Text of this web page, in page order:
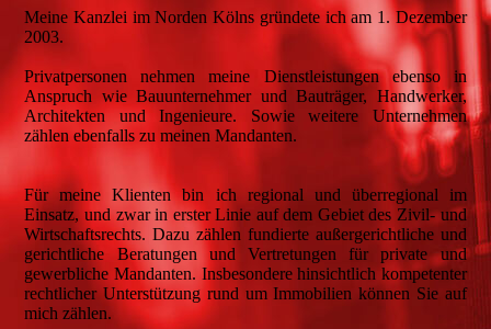
Meine Kanzlei im Norden Kölns gründete ich am 1. Dezember
2003.
Privatpersonen nehmen meine Dienstleistungen ebenso in
Anspruch wie Bauunternehmer und Bauträger, Handwerker,
Architekten und Ingenieure. Sowie weitere Unternehmen
zählen ebenfalls zu meinen Mandanten.
Für meine Klienten bin ich regional und überregional im
Einsatz, und zwar in erster Linie auf dem Gebiet des Zivil- und
Wirtschaftsrechts. Dazu zählen fundierte außergerichtliche und
gerichtliche Beratungen und Vertretungen für private und
gewerbliche Mandanten. Insbesondere hinsichtlich kompetenter
rechtlicher Unterstützung rund um Immobilien können Sie auf
mich zählen.